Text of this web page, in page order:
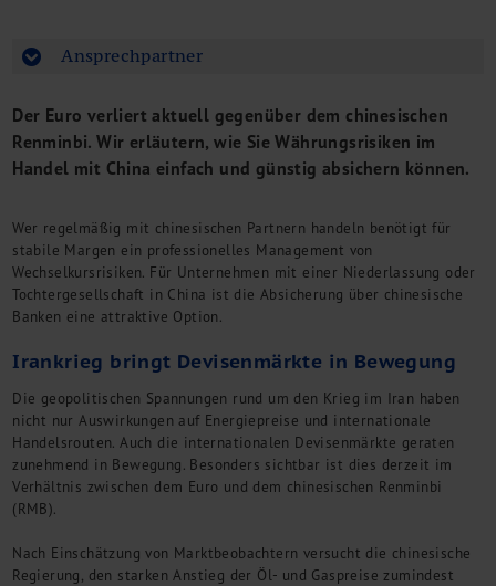
China Consulting
Unternehmensgründung
Wirtschaftsprüfung
Steuerberatung
Rechtsberatung
Unternehmensfinanzierung
Industrielle Dienstleistungen
Inbound Investments
Coaching
Karriere
Kontakt
Ansprechpartner
Der Euro verliert aktuell gegenüber dem chinesischen
Renminbi. Wir erläutern, wie Sie Währungsrisiken im
Handel mit China einfach und günstig absichern können.
Wer regelmäßig mit chinesischen Partnern handeln benötigt für
stabile Margen ein professionelles Management von
Wechselkursrisiken. Für Unternehmen mit einer Niederlassung oder
Tochtergesellschaft in China ist die Absicherung über chinesische
Banken eine attraktive Option.
Irankrieg bringt Devisenmärkte in Bewegung
Die geopolitischen Spannungen rund um den Krieg im Iran haben
nicht nur Auswirkungen auf Energiepreise und internationale
Handelsrouten. Auch die internationalen Devisenmärkte geraten
zunehmend in Bewegung. Besonders sichtbar ist dies derzeit im
Verhältnis zwischen dem Euro und dem chinesischen Renminbi
(RMB).
Nach Einschätzung von Marktbeobachtern versucht die chinesische
Regierung, den starken Anstieg der Öl- und Gaspreise zumindest